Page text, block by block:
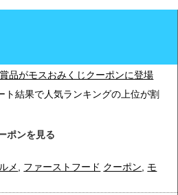
品がモスおみくじクーポンに登場
ト結果で人気ランキングの上位が割
ポンを見る
メ ファーストフード クーポン
モ